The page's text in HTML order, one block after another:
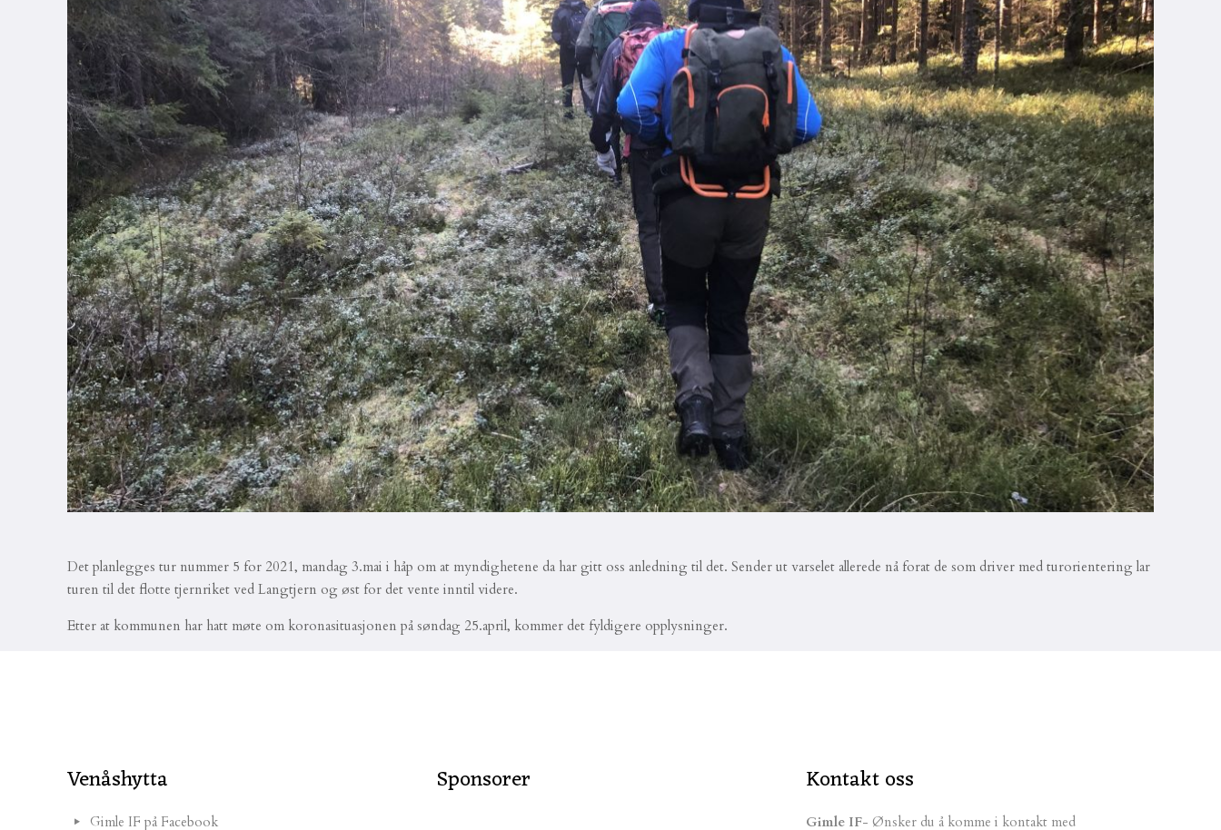
Det planlegges tur nummer 5 for 2021, mandag 3.mai i håp om at myndighetene da har gitt oss anledning til det. Sender ut varselet allerede nå forat de som driver med turorientering lar
turen til det flotte tjernriket ved Langtjern og øst for det vente inntil videre.
Etter at kommunen har hatt møte om koronasituasjonen på søndag 25.april, kommer det fyldigere opplysninger.
Venåshytta
Gimle IF på Facebook
Sponsorer Kontakt oss
Gimle IF- Ønsker du å komme i kontakt med